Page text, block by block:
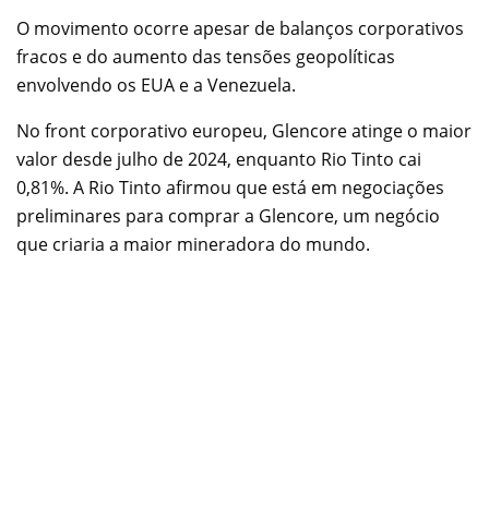
O movimento ocorre apesar de balanços corporativos
fracos e do aumento das tensões geopolíticas
envolvendo os EUA e a Venezuela.
No front corporativo europeu, Glencore atinge o maior
valor desde julho de 2024, enquanto Rio Tinto cai
0,81%. A Rio Tinto afirmou que está em negociações
preliminares para comprar a Glencore, um negócio
que criaria a maior mineradora do mundo.